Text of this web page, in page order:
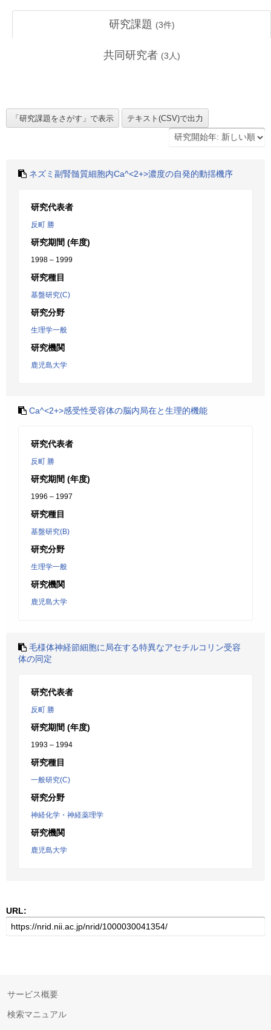
研究課題 (3件)
共同研究者 (3 人)
ネズミ副腎髄質細胞内Ca^<2+>濃度の自発的動揺機序
研究代表者
反町 勝
研究期間 (年度)
1998 – 1999
研究種目
基盤研究(C)
研究分野
生理学一般
研究機関
鹿児島大学
Ca^<2+>感受性受容体の脳内局在と生理的機能
研究代表者
反町 勝
研究期間 (年度)
1996 – 1997
研究種目
基盤研究(B)
研究分野
生理学一般
研究機関
鹿児島大学
毛様体神経節細胞に局在する特異なアセチルコリン受容
体の同定
研究代表者
反町 勝
研究期間 (年度)
1993 – 1994
研究種目
一般研究(C)
研究分野
神経化学・神経薬理学
研究機関
鹿児島大学
URL:
サービス概要
検索マニュアル